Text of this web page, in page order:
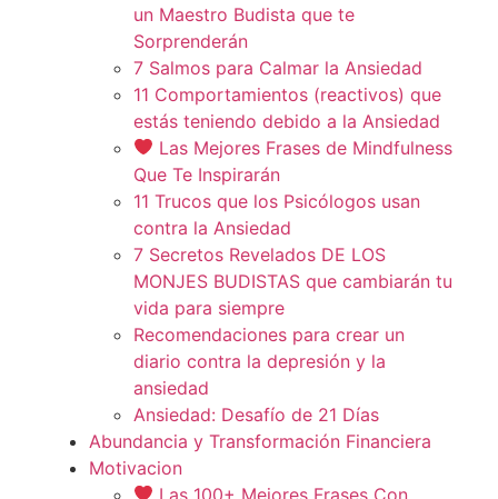
un Maestro Budista que te
Sorprenderán
7 Salmos para Calmar la Ansiedad
11 Comportamientos (reactivos) que
estás teniendo debido a la Ansiedad
Las Mejores Frases de Mindfulness
Que Te Inspirarán
11 Trucos que los Psicólogos usan
contra la Ansiedad
7 Secretos Revelados DE LOS
MONJES BUDISTAS que cambiarán tu
vida para siempre
Recomendaciones para crear un
diario contra la depresión y la
ansiedad
Ansiedad: Desafío de 21 Días
Abundancia y Transformación Financiera
Motivacion
Las 100+ Mejores Frases Con